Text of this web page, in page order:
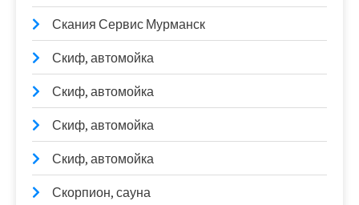
Скания Сервис Мурманск
Скиф, автомойка
Скиф, автомойка
Скиф, автомойка
Скиф, автомойка
Скорпион, сауна